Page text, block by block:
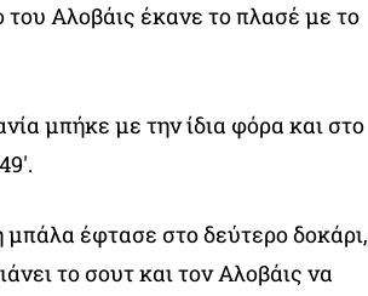
του Αλοβάις έκανε το πλασέ με το
μπήκε με την ίδια φόρα και στο
έφτασε στο δεύτερο δοκάρι,
το σουτ και τον Αλοβάις να